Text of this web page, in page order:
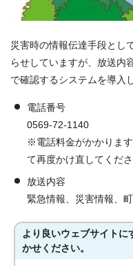
災害時の情報伝達手段とし
らせしていますが、放送内
で確認するシステムを導入
電話番号
0569-72-1140
※電話料金がかかりま
て再度かけ直してくださ
放送内容
緊急情報、災害情報、
より良いウェブサイトに
かせください。